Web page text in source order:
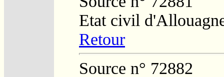
Etat civil
Retour
Source n° 72882